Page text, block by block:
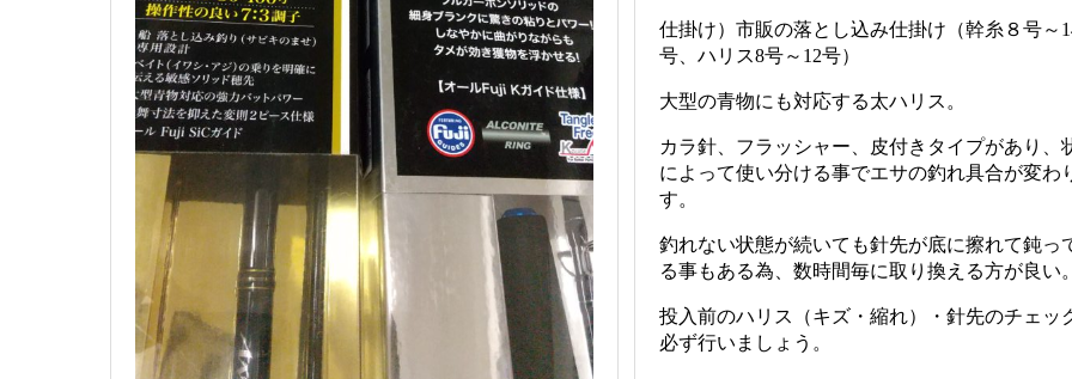
仕掛け）市販の落とし込み仕掛け（幹糸８号～
号、ハリス8号～12号）
大型の青物にも対応する太ハリス。
カラ針、フラッシャー、皮付きタイプがあり、
によって使い分ける事でエサの釣れ具合が変わ
す。
釣れない状態が続いても針先が底に擦れて鈍っ
る事もある為、数時間毎に取り換える方が良い
投入前のハリス（キズ・縮れ）・針先のチェッ
必ず行いましょう。